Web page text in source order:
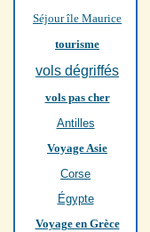
Séjour île Maurice
tourisme
vols dégriffés
vols pas cher
Antilles
Voyage Asie
Corse
Égypte
Voyage en Grèce